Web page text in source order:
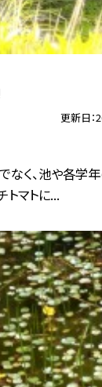
更新日
なく、池や各学
トマトに...